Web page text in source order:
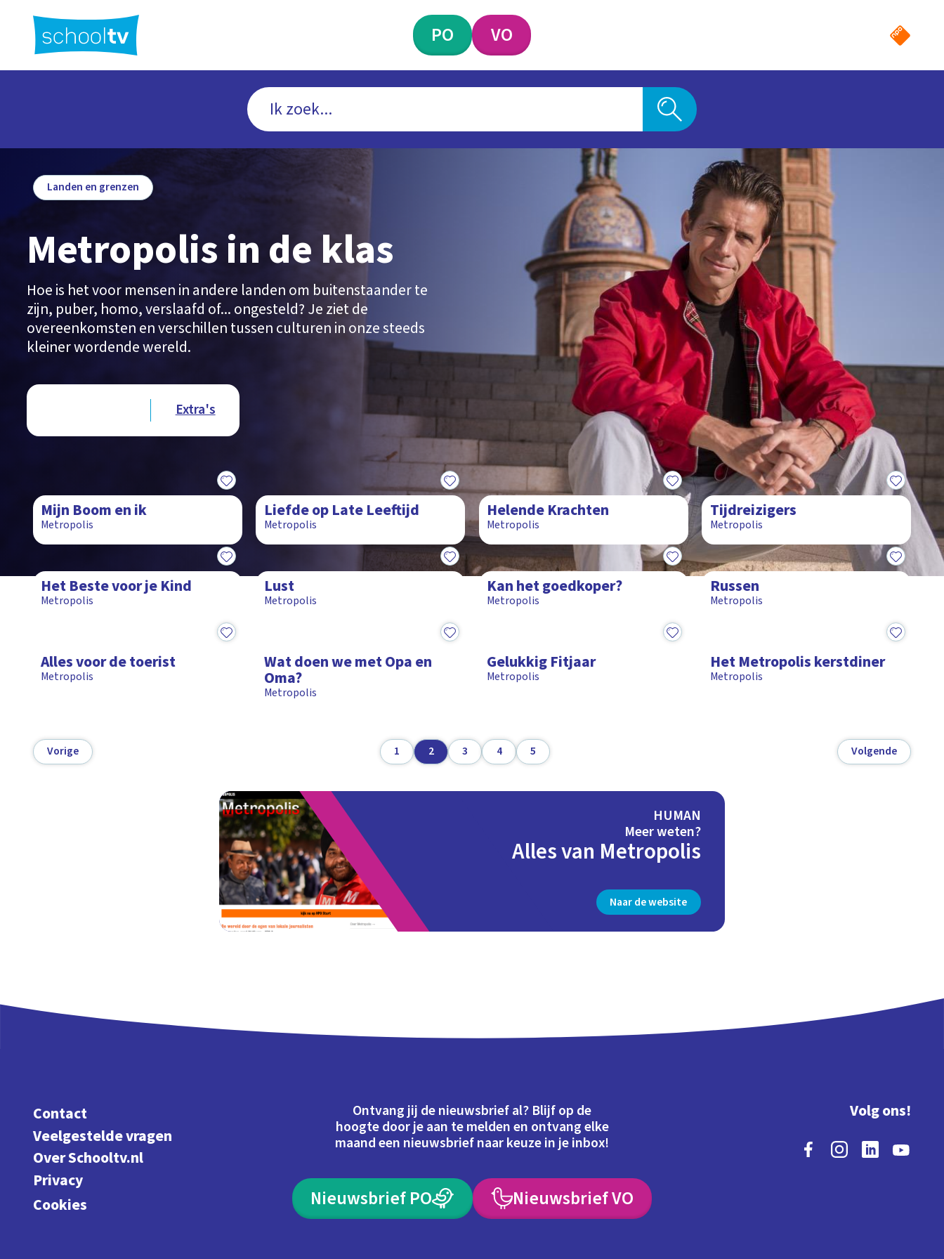
hoofdinhoud
PO VO
Landen en grenzen
Metropolis in de klas
Hoe is het voor mensen in andere landen om buitenstaander te
zijn, puber, homo, verslaafd of... ongesteld? Je ziet de
overeenkomsten en verschillen tussen culturen in onze steeds
kleiner wordende wereld.
Type videos
Extra's
Mijn Boom en ik
Metropolis
Liefde op Late Leeftijd
Metropolis
Helende Krachten
Metropolis
Tijdreizigers
Metropolis
14:35
Het Beste voor je Kind
Metropolis
Lust
Metropolis
Kan het goedkoper?
Metropolis
15:25
Russen
Metropolis
15:35
Alles voor de toerist
Metropolis
Wat doen we met Opa en
Oma?
Metropolis
Gelukkig Fitjaar
Metropolis
Het Metropolis kerstdiner
Metropolis
Vorige 1 2 3 4 5 Volgende
HUMAN
Meer weten?
Alles van Metropolis
Naar de website
Contact
Veelgestelde vragen
Over Schooltv.nl
Privacy
Cookies
Ontvang jij de nieuwsbrief al? Blijf op de
hoogte door je aan te melden en ontvang elke
maand een nieuwsbrief naar keuze in je inbox!
Nieuwsbrief PO Nieuwsbrief VO
Volg ons!